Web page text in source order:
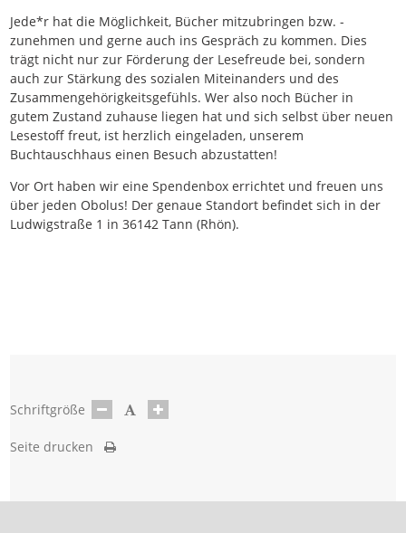
Jede*r hat die Möglichkeit, Bücher mitzubringen bzw. -
zunehmen und gerne auch ins Gespräch zu kommen. Dies
trägt nicht nur zur Förderung der Lesefreude bei, sondern
auch zur Stärkung des sozialen Miteinanders und des
Zusammengehörigkeitsgefühls. Wer also noch Bücher in
gutem Zustand zuhause liegen hat und sich selbst über neuen
Lesestoff freut, ist herzlich eingeladen, unserem
Buchtauschhaus einen Besuch abzustatten!
Vor Ort haben wir eine Spendenbox errichtet und freuen uns
über jeden Obolus! Der genaue Standort befindet sich in der
Ludwigstraße 1 in 36142 Tann (Rhön).
Schriftgröße
Seite drucken